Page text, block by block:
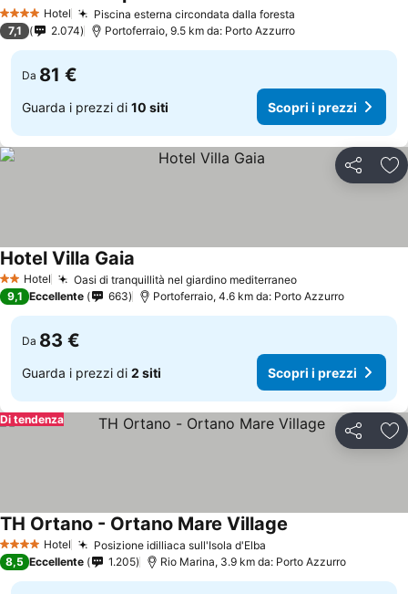
4 Stelle Hotel Piscina esterna circondata dalla foresta
7,1 2.074 Portoferraio, 9.5 km da: Porto Azzurro
Da 81 €
Guarda i prezzi di 10 siti Scopri i prezzi
Condividi
2 StelleHotel Oasi di tranquillità nel giardino mediterraneo
Hotel Villa Gaia
9,1 Eccellente 663 Portoferraio, 4.6 km da: Porto Azzurro
Da 83 €
Guarda i prezzi di 2 siti Scopri i prezzi
Condividi
Di tendenza
4 Stelle Hotel Posizione idilliaca sull'Isola d'Elba
TH Ortano - Ortano Mare Village
8,5 Eccellente 1.205 Rio Marina, 3.9 km da: Porto Azzurro